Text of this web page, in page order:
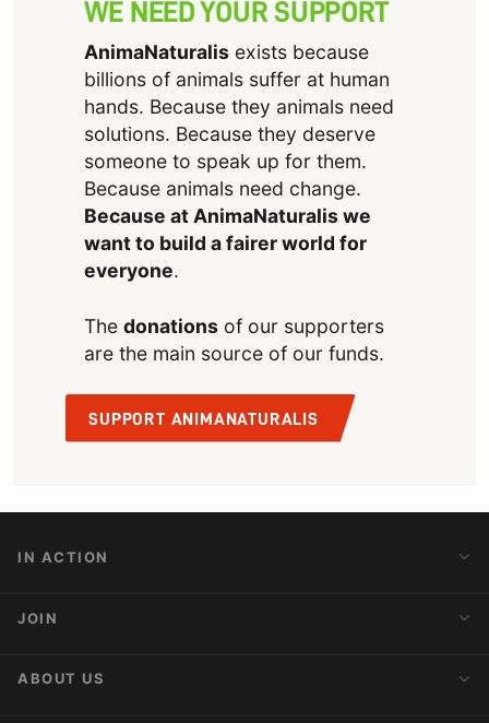
WE NEED YOUR SUPPORT
AnimaNaturalisexists because
billions of animals suffer at human
hands. Because they animals need
solutions. Because they deserve
someone to speak up for them.
Because animals need change.
Because at AnimaNaturalis we
want to build a fairer world for
everyone.
The donationsof our supporters
are the main source of our funds.
SUPPORT ANIMANATURALIS
IN ACTION
JOIN
Activist Network
ABOUT US